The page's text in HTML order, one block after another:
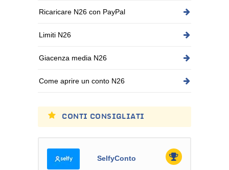
Ricaricare N26 con PayPal
Limiti N26
Giacenza media N26
Come aprire un conto N26
CONTI CONSIGLIATI
SelfyConto